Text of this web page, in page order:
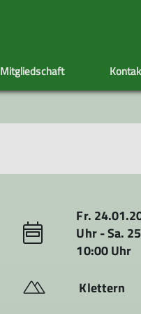
Artikel schreiben
Ehrenamt
Klettersteig
Mitgliedschaft
Satzung
Fr.
Uhr - Sa.
10:00 Uhr
Klettern